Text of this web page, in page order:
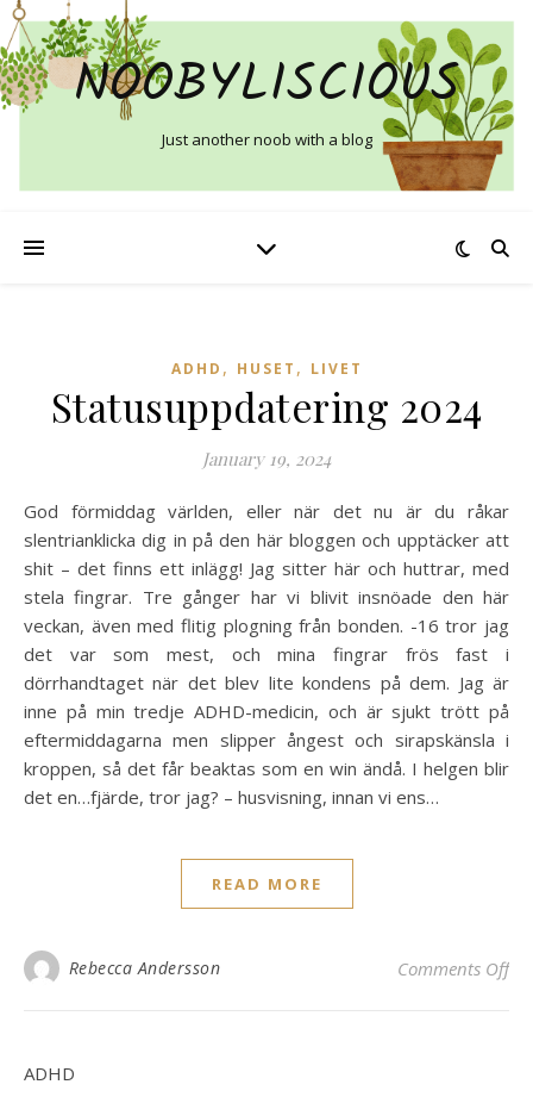
NOOBYLISCIOUS
Just another noob with a blog
ADHD , HUSET , LIVET
Statusuppdatering 2024
January 19, 2024
God förmiddag världen, eller när det nu är du råkar
slentrianklicka dig in på den här bloggen och upptäcker att
shit – det finns ett inlägg! Jag sitter här och huttrar, med
stela fingrar. Tre gånger har vi blivit insnöade den här
veckan, även med flitig plogning från bonden. -16 tror jag
det var som mest, och mina fingrar frös fast i
dörrhandtaget när det blev lite kondens på dem. Jag är
inne på min tredje ADHD-medicin, och är sjukt trött på
eftermiddagarna men slipper ångest och sirapskänsla i
kroppen, så det får beaktas som en win ändå. I helgen blir
det en…fjärde, tror jag? – husvisning, innan vi ens…
READ MORE
Rebecca Andersson Comments Offon
ADHD